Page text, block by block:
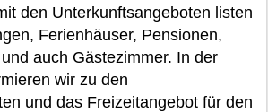
den Unterkunftsangeboten listen
Ferienhäuser, Pensionen,
auch Gästezimmer. In der
wir zu den
und das Freizeitangebot für den